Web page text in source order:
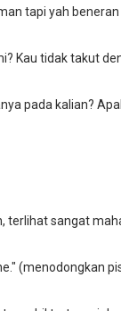
tapi yah beneran
Kau tidak takut
pada kalian?
terlihat sangat
(menodongkan